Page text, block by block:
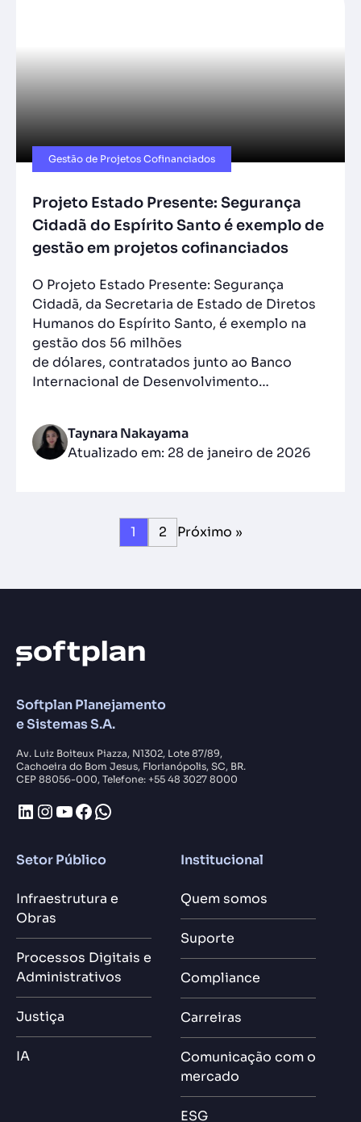
Gestão de Projetos Cofinanciados
Projeto Estado Presente: Segurança
Cidadã do Espírito Santo é exemplo de
gestão em projetos cofinanciados
O Projeto Estado Presente: Segurança
Cidadã, da Secretaria de Estado de Diretos
Humanos do Espírito Santo, é exemplo na
gestão dos 56 milhões
de dólares, contratados junto ao Banco
Internacional de Desenvolvimento…
Taynara Nakayama
Atualizado em: 28 de janeiro de 2026
1 2 Próximo »
Softplan Planejamento
e Sistemas S.A.
Av. Luiz Boiteux Piazza, N1302, Lote 87/89,
Cachoeira do Bom Jesus, Florianópolis, SC, BR.
CEP 88056-000, Telefone: +55 48 3027 8000
LinkedIn
Instagram
Youtube
Facebook
WhatsApp
Setor Público
Infraestrutura e
Obras
Processos Digitais e
Administrativos
Justiça
IA
Institucional
Quem somos
Suporte
Compliance
Carreiras
Comunicação com o
mercado
ESG